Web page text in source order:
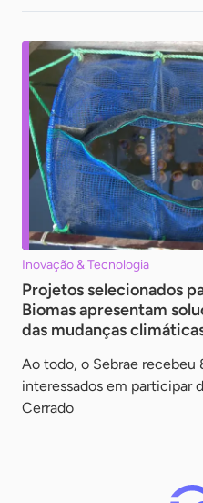
Inovação & Tecnologia
Projetos selecionados
Biomas apresentam
das mudanças
Ao todo, o Sebrae recebeu
interessados em participar
Cerrado